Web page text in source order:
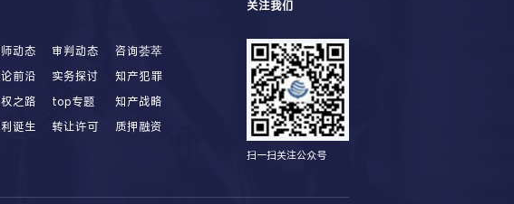
动态 审判动态
咨询荟萃
前沿 实务探讨
知产犯罪
之路 top专题
知产战略
诞生 转让许可
质押融资
关注我们
扫一扫关注公众号